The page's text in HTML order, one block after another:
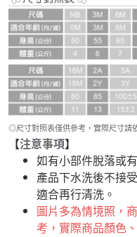
◎尺寸對照表僅供參考，實際尺寸請
【注意事項】
如有小部件脫落或
產品下水洗後不接
適合再行清洗。
圖片多為情境照，
考，實際商品顏色